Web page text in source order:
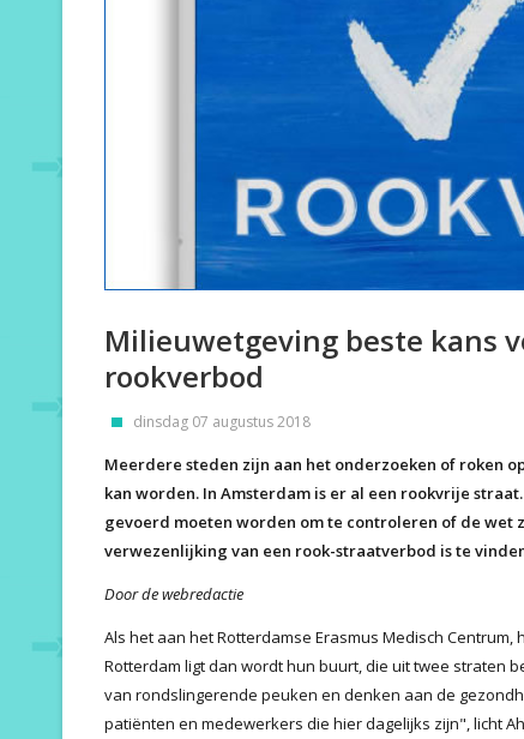
Milieuwetgeving beste kans
rookverbod
dinsdag 07 augustus 2018
Meerdere steden zijn aan het onderzoeken of roken
kan worden. In Amsterdam is er al een rookvrije
gevoerd moeten worden om te controleren of de wet
verwezenlijking van een rook-straatverbod is te
Door de webredactie
Als het aan het Rotterdamse Erasmus Medisch
Rotterdam ligt dan wordt hun buurt, die uit twee straten
van rondslingerende peuken en denken aan de
patiënten en medewerkers die hier dagelijks zijn", licht